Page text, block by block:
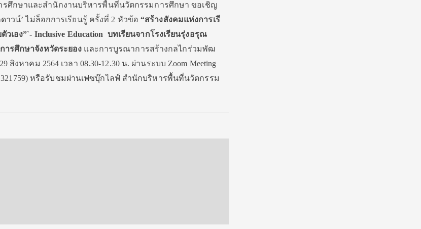
รศึกษาและสำนักงานบริหารพื้นที่นวัตกรรมการศึกษา ขอเชิญ
วน์’ ไม่ล็อกการเรียนรู้ ครั้งที่ 2 หัวข้อ“สร้างสังคมแห่งการเรี
วเอง”`- Inclusive Education บทเรียนจากโรงเรียนรุ่งอรุณ
ารศึกษาจังหวัดระยอง และการบูรณาการสร้างกลไกร่วมพัฒ
งหาคม 2564 เวลา 08.30-12.30 น. ผ่านระบบ Zoom Meeting
หรือรับชมผ่านเฟซบุ๊กไลฟ์ สำนักบริหารพื้นที่นวัตกรรม